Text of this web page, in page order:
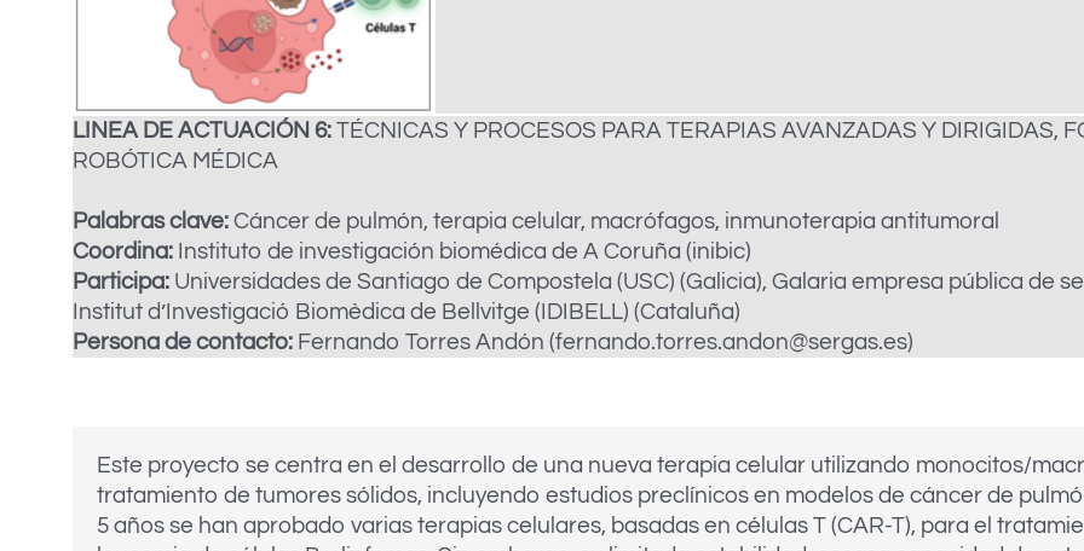
LINEA DE ACTUACIÓN 6: TÉCNICAS Y PROCESOS PARA TERAPIAS AVANZADAS Y DIRIGIDAS,
ROBÓTICA MÉDICA
Palabras clave: Cáncer de pulmón, terapia celular, macrófagos, inmunoterapia antitumoral
Coordina: Instituto de investigación biomédica de A Coruña (inibic)
Participa: Universidades de Santiago de Compostela (USC) (Galicia), Galaria empresa pública de
Institut d’Investigació Biomèdica de Bellvitge (IDIBELL) (Cataluña)
Persona de contacto: Fernando Torres Andón (fernando.torres.andon@sergas.es)
Este proyecto se centra en el desarrollo de una nueva terapia celular utilizando monocitos/
tratamiento de tumores sólidos, incluyendo estudios preclínicos en modelos de cáncer de
5 años se han aprobado varias terapias celulares, basadas en células T (CAR-T), para el